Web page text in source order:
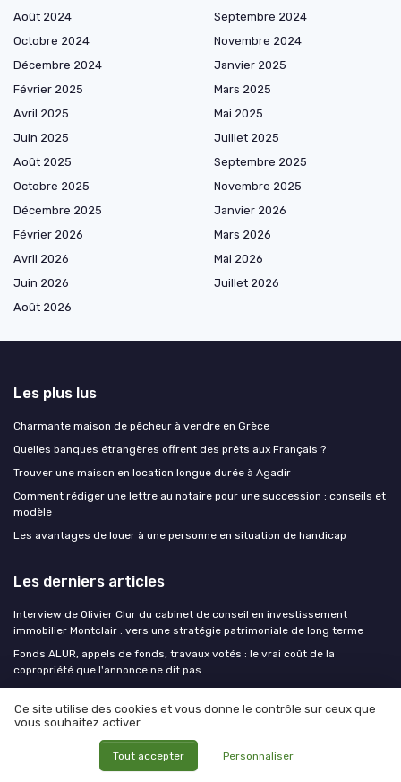
Août 2024
Septembre 2024
Octobre 2024
Novembre 2024
Décembre 2024
Janvier 2025
Février 2025
Mars 2025
Avril 2025
Mai 2025
Juin 2025
Juillet 2025
Août 2025
Septembre 2025
Octobre 2025
Novembre 2025
Décembre 2025
Janvier 2026
Février 2026
Mars 2026
Avril 2026
Mai 2026
Juin 2026
Juillet 2026
Août 2026
Les plus lus
Charmante maison de pêcheur à vendre en Grèce
Quelles banques étrangères offrent des prêts aux Français ?
Trouver une maison en location longue durée à Agadir
Comment rédiger une lettre au notaire pour une succession : conseils et
modèle
Les avantages de louer à une personne en situation de handicap
Les derniers articles
Interview de Olivier Clur du cabinet de conseil en investissement
immobilier Montclair : vers une stratégie patrimoniale de long terme
Fonds ALUR, appels de fonds, travaux votés : le vrai coût de la
copropriété que l'annonce ne dit pas
propriété de caractère
Viager libre en Île de France : comprendre l’achat pas à pas
Ce site utilise des cookies et vous donne le contrôle sur ceux que
vous souhaitez activer
Tout accepter Personnaliser